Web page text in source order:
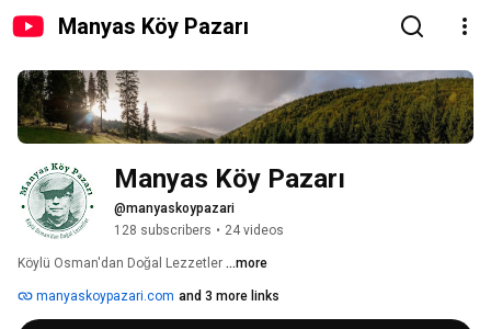
Manyas Köy Pazarı
Manyas Köy Pazarı
@manyaskoypazari
128 subscribers • 24 videos
Köylü Osman'dan Doğal Lezzetler ...more
manyaskoypazari.com and 3 more links